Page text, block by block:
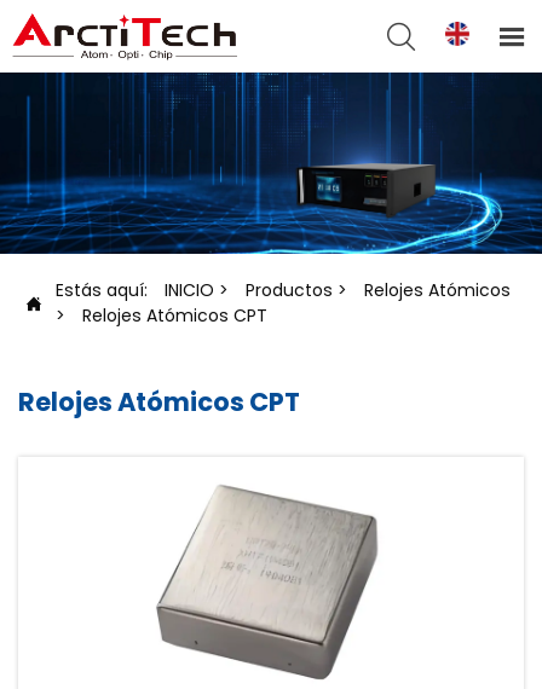
 

Estás aquí: INICIO > Productos >
Relojes Atómicos
>
Relojes Atómicos CPT
Relojes Atómicos CPT